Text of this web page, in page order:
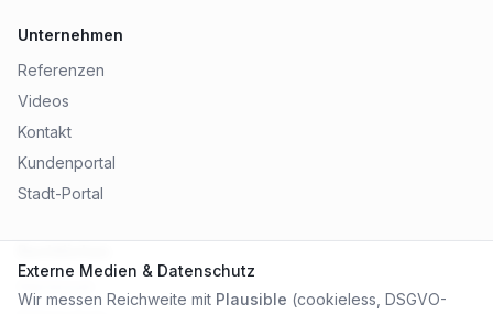
Unternehmen
Referenzen
Videos
Kontakt
Kundenportal
Stadt-Portal
Externe Medien & Datenschutz
Wir messen Reichweite mit Plausible (cookieless, DSGVO-